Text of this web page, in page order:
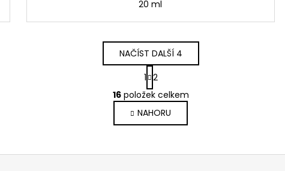
20 ml
O
v
l
á
a
NAČÍST DALŠÍ 4
S
t
r
á
n
k
v
1 2
16položek celkem
NAHORU